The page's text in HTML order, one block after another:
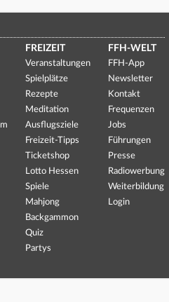
FREIZEIT
Veranstaltungen
Spielplätze
Rezepte
Meditation
Ausflugsziele
Freizeit-Tipps
Ticketshop
Lotto Hessen
Spiele
Mahjong
Backgammon
Quiz
Partys
FFH-WELT
FFH-App
Newsletter
Kontakt
Frequenzen
Jobs
Führungen
Presse
Radiowerbung
Weiterbildung
Login